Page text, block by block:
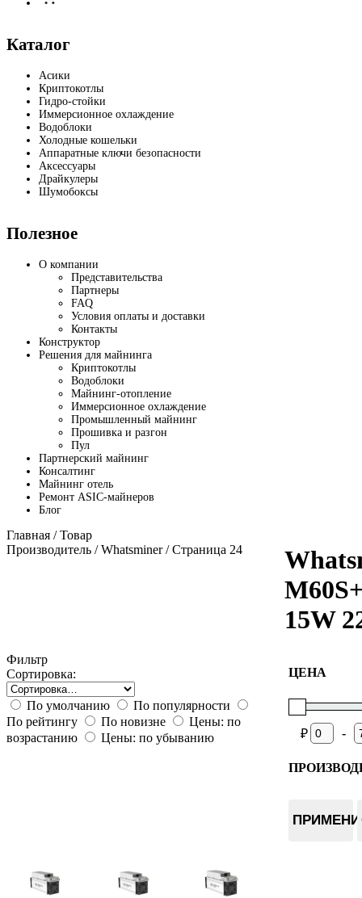
Каталог
Асики
Криптокотлы
Гидро-стойки
Иммерсионное охлаждение
Водоблоки
Холодные кошельки
Аппаратные ключи безопасности
Аксессуары
Драйкулеры
Шумобоксы
Полезное
О компании
Представительства
Партнеры
FAQ
Условия оплаты и доставки
Контакты
Конструктор
Решения для майнинга
Криптокотлы
Водоблоки
Майнинг-отопление
Иммерсионное охлаждение
Промышленный майнинг
Прошивка и разгон
Пул
Партнерский майнинг
Консалтинг
Майнинг отель
Ремонт ASIC-майнеров
Блог
Главная / Товар
Производитель /Whatsminer/ Страница 24
15W
Фильтр
Сортировка:
По умолчанию
По популярности
По рейтингу
По новизне
Цены: по
возрастанию
Цены: по убыванию
ЦЕНА
₽ -